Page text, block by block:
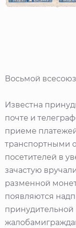
Восьмой
Известна
почте и
приеме
транспортными
посетителей в
зачастую
разменной
появляются